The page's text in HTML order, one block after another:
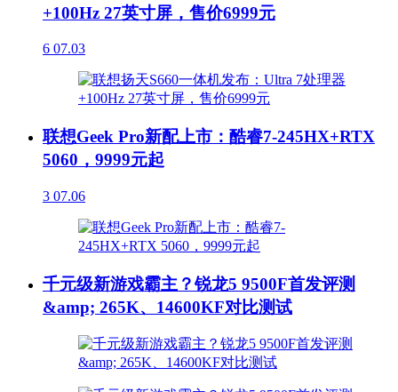
+100Hz 27英寸屏，售价6999元
6 07.03
联想Geek Pro新配上市：酷睿7-245HX+RTX
5060，9999元起
3 07.06
千元级新游戏霸主？锐龙5 9500F首发评测
&amp; 265K、14600KF对比测试